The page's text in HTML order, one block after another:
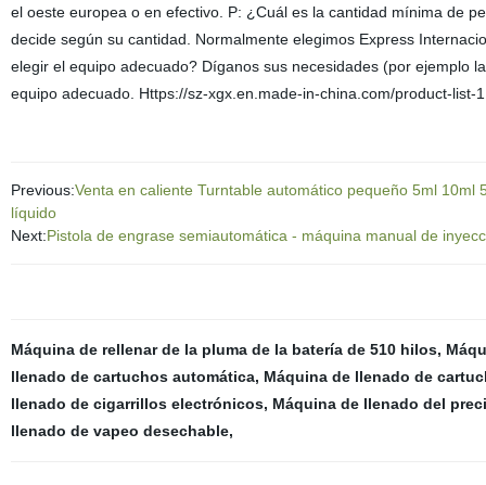
el oeste europea o en efectivo. P: ¿Cuál es la cantidad mínima de
decide según su cantidad. Normalmente elegimos Express
elegir el equipo adecuado? Díganos sus necesidades (por ejemplo
equipo adecuado. Https://sz-xgx.en.made-in-china.com/product-list-
Previous:Venta en caliente Turntable automático pequeño 5ml
líquido
Next:Pistola de engrase semiautomática - máquina manual de
Máquina de rellenar de la pluma de la batería de 510 hilos,
llenado de cartuchos automática, Máquina de llenado de
llenado de cigarrillos electrónicos, Máquina de llenado del
llenado de vapeo desechable,